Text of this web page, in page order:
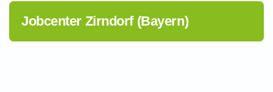
Jobcenter Zirndorf (Bayern)